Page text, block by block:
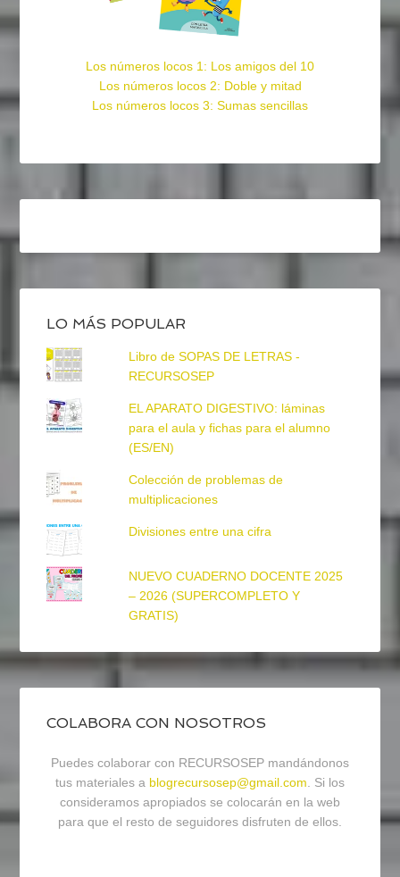
Los números locos 1: Los amigos del 10
Los números locos 2: Doble y mitad
Los números locos 3: Sumas sencillas
LO MÁS POPULAR
Libro de SOPAS DE LETRAS -
RECURSOSEP
EL APARATO DIGESTIVO: láminas
para el aula y fichas para el alumno
(ES/EN)
Colección de problemas de
multiplicaciones
Divisiones entre una cifra
NUEVO CUADERNO DOCENTE 2025
– 2026 (SUPERCOMPLETO Y
GRATIS)
COLABORA CON NOSOTROS
Puedes colaborar con RECURSOSEP mandándonos
tus materiales a blogrecursosep@gmail.com. Si los
consideramos apropiados se colocarán en la web
para que el resto de seguidores disfruten de ellos.